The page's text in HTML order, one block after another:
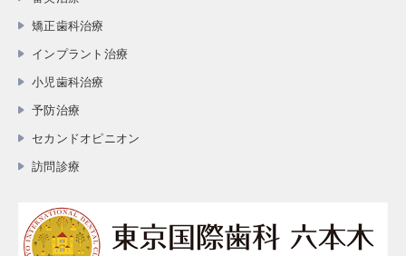
矯正歯科治療
インプラント治療
小児歯科治療
予防治療
セカンドオピニオン
訪問診療